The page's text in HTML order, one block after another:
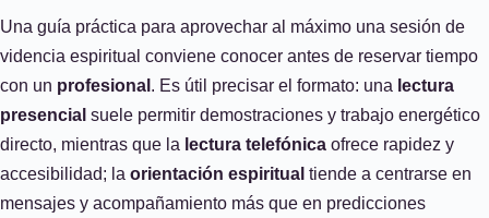
Una guía práctica para aprovechar al máximo una sesión de
videncia espiritual conviene conocer antes de reservar tiempo
con un profesional . Es útil precisar el formato: una lectura
presencial suele permitir demostraciones y trabajo energético
directo, mientras que la lectura telefónica ofrece rapidez y
accesibilidad; la orientación espiritual tiende a centrarse en
mensajes y acompañamiento más que en predicciones